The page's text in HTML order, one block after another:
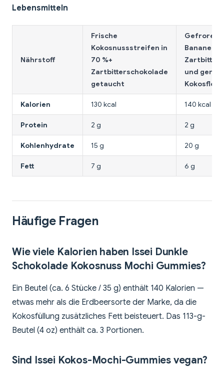
Lebensmitteln
Nährstoff
Frische
Kokosnussstreifen in
70 %+
Zartbitterschokolade
getaucht
Gefrorene
und
Kalorien 130 kcal 140 kcal
Protein 2 g 2 g
Kohlenhydrate 15 g 20 g
Fett 7 g 6 g
Häufige Fragen
Wie viele Kalorien haben Issei Dunkle
Schokolade Kokosnuss Mochi Gummies?
Ein Beutel (ca. 6 Stücke / 35 g) enthält 140 Kalorien —
etwas mehr als die Erdbeersorte der Marke, da die
Kokosfüllung zusätzliches Fett beisteuert. Das 113-g-
Beutel (4 oz) enthält ca. 3 Portionen.
Sind Issei Kokos-Mochi-Gummies vegan?